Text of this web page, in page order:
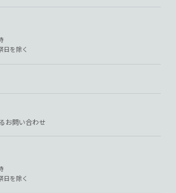
日を除く
お問い合わせ
日を除く